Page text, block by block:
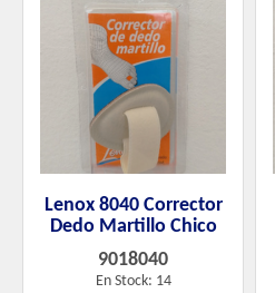
Lenox 8040 Corrector
Dedo Martillo Chico
9018040
En Stock: 14